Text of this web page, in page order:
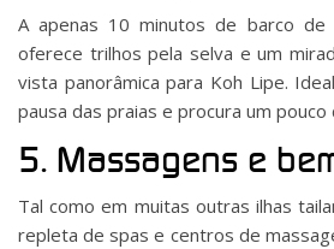
A apenas 10 minutos de barco de
oferece trilhos pela selva e um
vista panorâmica para Koh Lipe.
pausa das praias e procura um pouco
5. Massagens e
Tal como em muitas outras ilhas
repleta de spas e centros de